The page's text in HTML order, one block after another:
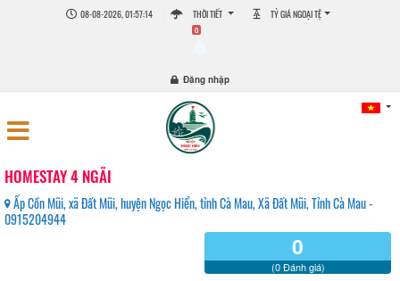
08-08-2026, 01:57:14 THỜI TIẾT TỶ GIÁ NGOẠI TỆ
0
Đăng nhập
HOMESTAY 4 NGÃI
Ấp Cồn Mũi, xã Đất Mũi, huyện Ngọc Hiển, tỉnh Cà Mau, Xã Đất Mũi, Tỉnh Cà Mau -
0915204944
0
(0 Đánh giá)